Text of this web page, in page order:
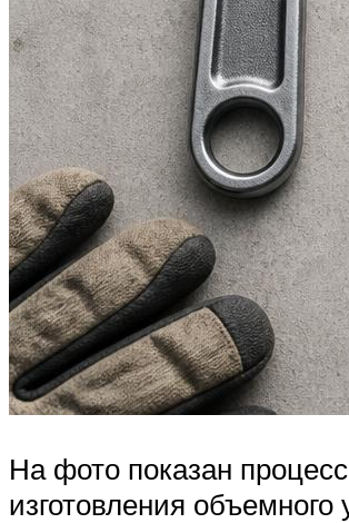
На фото показан процесс
изготовления объемного